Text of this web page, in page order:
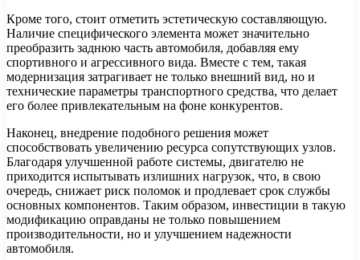
Кроме того, стоит отметить эстетическую составляющую.
Наличие специфического элемента может значительно
преобразить заднюю часть автомобиля, добавляя ему
спортивного и агрессивного вида. Вместе с тем, такая
модернизация затрагивает не только внешний вид, но и
технические параметры транспортного средства, что делает
его более привлекательным на фоне конкурентов.
Наконец, внедрение подобного решения может
способствовать увеличению ресурса сопутствующих узлов.
Благодаря улучшенной работе системы, двигателю не
приходится испытывать излишних нагрузок, что, в свою
очередь, снижает риск поломок и продлевает срок службы
основных компонентов. Таким образом, инвестиции в такую
модификацию оправданы не только повышением
производительности, но и улучшением надежности
автомобиля.